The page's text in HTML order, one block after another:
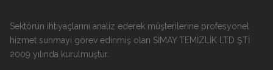
Sektörün ihtiyaçlarını analiz ederek müşterilerine profesyonel
hizmet sunmayı görev edinmiş olan SİMAY TEMİZLİK LTD ŞTİ
2009 yılında kurulmuştur.